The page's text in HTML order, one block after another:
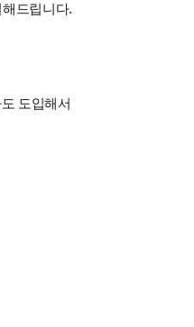
드립니다.
도입해서